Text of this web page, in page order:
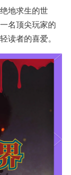
地求生的世
名顶尖玩家的
读者的喜爱。